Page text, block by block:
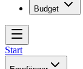
Budget
Start